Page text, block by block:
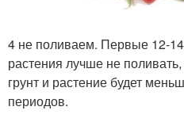
4 не поливаем. Первые 12-
растения лучше не
грунт и растение будет
периодов.